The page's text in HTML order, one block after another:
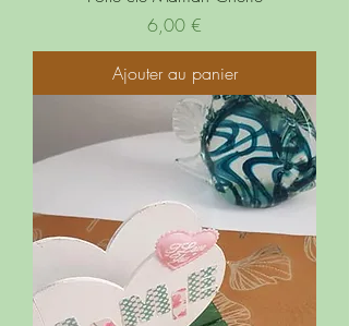
Prix
6,00 €
Ajouter au panier